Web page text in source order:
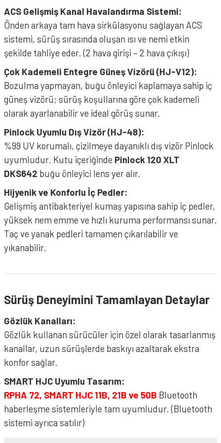
ACS Gelişmiş Kanal Havalandırma Sistemi:
Önden arkaya tam hava sirkülasyonu sağlayan ACS
sistemi, sürüş sırasında oluşan ısı ve nemi etkin
şekilde tahliye eder. (2 hava girişi – 2 hava çıkışı)
Çok Kademeli Entegre Güneş Vizörü (HJ-V12):
Bozulma yapmayan, buğu önleyici kaplamaya sahip iç
güneş vizörü; sürüş koşullarına göre çok kademeli
olarak ayarlanabilir ve ideal görüş sunar.
Pinlock Uyumlu Dış Vizör (HJ-48):
%99 UV korumalı, çizilmeye dayanıklı dış vizör Pinlock
uyumludur. Kutu içeriğinde Pinlock 120 XLT
DKS642 buğu önleyici lens yer alır.
Hijyenik ve Konforlu İç Pedler:
Gelişmiş antibakteriyel kumaş yapısına sahip iç pedler,
yüksek nem emme ve hızlı kuruma performansı sunar.
Taç ve yanak pedleri tamamen çıkarılabilir ve
yıkanabilir.
Sürüş Deneyimini Tamamlayan Detaylar
Gözlük Kanalları:
Gözlük kullanan sürücüler için özel olarak tasarlanmış
kanallar, uzun sürüşlerde baskıyı azaltarak ekstra
konfor sağlar.
SMART HJC Uyumlu Tasarım:
RPHA 72, SMART HJC 11B, 21B ve 50B Bluetooth
haberleşme sistemleriyle tam uyumludur. (Bluetooth
sistemi ayrıca satılır)